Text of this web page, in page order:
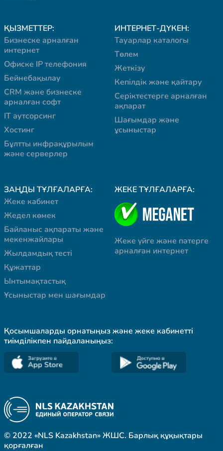
ҚЫЗМЕТТЕР:
Бизнеске арналған
интернет
Офиске IP телефония
Бейнебақылау
CRM және бизнеске
арналған софт
IT аутсорсинг
Хостинг
Бұлтты инфрақұрылым
және серверлер
ИНТЕРНЕТ-ДҮКЕН:
Тауарлар каталогы
Төлем
Жеткізу
Кепілдік және қайтару
Серіктестерге арналған
ақпарат
Шағымдар және
ұсыныстар
ЗАҢДЫ ТҰЛҒАЛАРҒА:
Жеке кабинет
Жедел көмек
Байланыс ақпараты және
мекенжайлары
Жылдамдық тесті
Құжаттар
Ынтымақтастық
Ұсыныстар мен шағымдар
ЖЕКЕ ТҰЛҒАЛАРҒА:
Жеке үйге және пәтерге
арналған интернет
Қосымшаларды орнатыңыз және жеке кабинетті
тиімділікпен пайдаланыңыз:
© 2022 «NLS Kazakhstan» ЖШС. Барлық құқықтары
қорғалған